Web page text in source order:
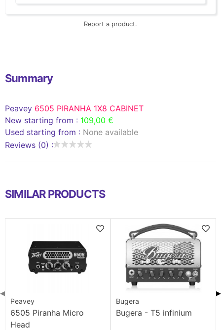
Report a product.
Summary
Peavey 6505 PIRANHA 1X8 CABINET
New starting from : 109,00 €
Used starting from : None available
Reviews (0) :
SIMILAR PRODUCTS
Peavey
6505 Piranha Micro
Head
Bugera
Bugera - T5 infinium
◀ ▶